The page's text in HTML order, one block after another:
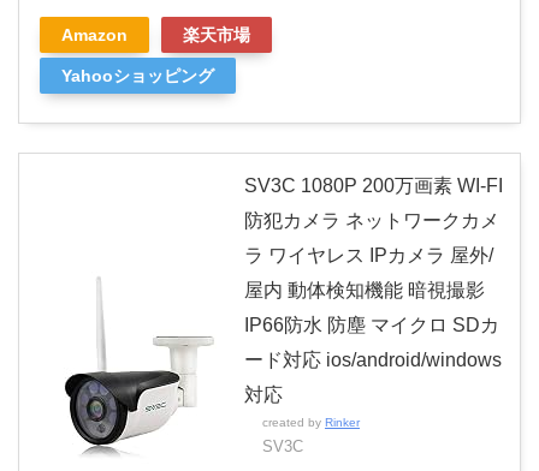
Amazon 楽天市場
Yahooショッピング
SV3C 1080P 200万画素 WI-FI
防犯カメラ ネットワークカメ
ラ ワイヤレス IPカメラ 屋外/
屋内 動体検知機能 暗視撮影
IP66防水 防塵 マイクロ SDカ
ード対応 ios/android/windows
対応
created by Rinker
SV3C